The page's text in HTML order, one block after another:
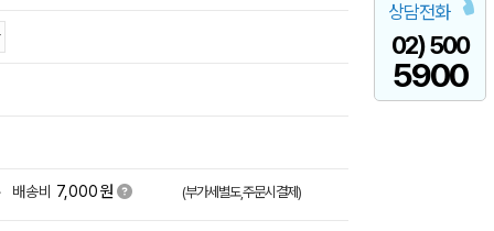
상담전화
02) 500
5900
배송비 7,000원 (부가세별도,주문시결제)